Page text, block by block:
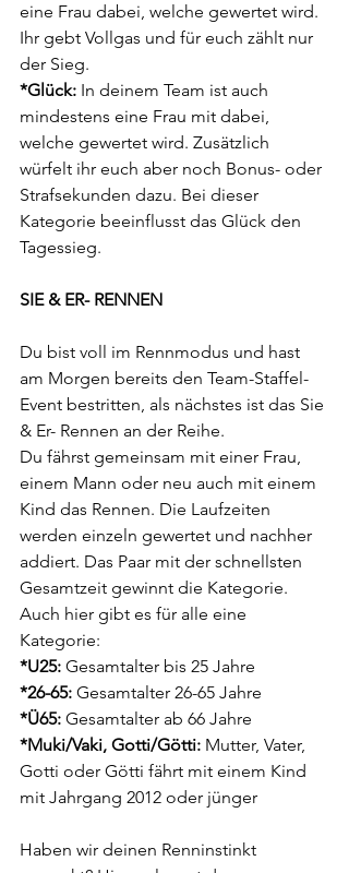
eine Frau dabei, welche gewertet wird.
Ihr gebt Vollgas und für euch zählt nur
der Sieg.
*Glück: In deinem Team ist auch
mindestens eine Frau mit dabei,
welche gewertet wird. Zusätzlich
würfelt ihr euch aber noch Bonus- oder
Strafsekunden dazu. Bei dieser
Kategorie beeinflusst das Glück den
Tagessieg.
SIE & ER- RENNEN
Du bist voll im Rennmodus und hast
am Morgen bereits den Team-Staffel-
Event bestritten, als nächstes ist das Sie
& Er- Rennen an der Reihe.
Du fährst gemeinsam mit einer Frau,
einem Mann oder neu auch mit einem
Kind das Rennen. Die Laufzeiten
werden einzeln gewertet und nachher
addiert. Das Paar mit der schnellsten
Gesamtzeit gewinnt die Kategorie.
Auch hier gibt es für alle eine
Kategorie:
*U25: Gesamtalter bis 25 Jahre
*26-65: Gesamtalter 26-65 Jahre
*Ü65: Gesamtalter ab 66 Jahre
*Muki/Vaki, Gotti/Götti: Mutter, Vater,
Gotti oder Götti fährt mit einem Kind
mit Jahrgang 2012 oder jünger
Haben wir deinen Renninstinkt